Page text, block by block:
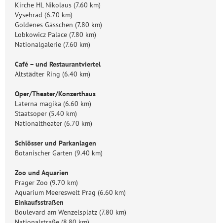
Kirche HL Nikolaus (7.60 km)
Vysehrad (6.70 km)
Goldenes Gässchen (7.80 km)
Lobkowicz Palace (7.80 km)
Nationalgalerie (7.60 km)
Café – und Restaurantviertel
Altstädter Ring (6.40 km)
Oper/Theater/Konzerthaus
Laterna magika (6.60 km)
Staatsoper (5.40 km)
Nationaltheater (6.70 km)
Schlösser und Parkanlagen
Botanischer Garten (9.40 km)
Zoo und Aquarien
Prager Zoo (9.70 km)
Aquarium Meereswelt Prag (6.60 km)
Einkaufsstraßen
Boulevard am Wenzelsplatz (7.80 km)